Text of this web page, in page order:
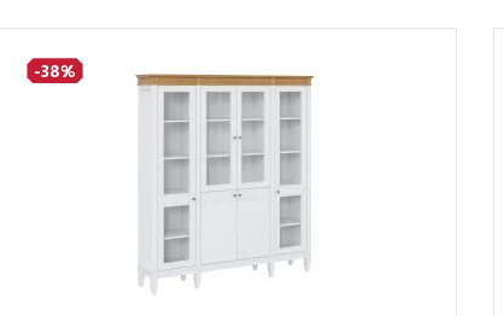
-38%